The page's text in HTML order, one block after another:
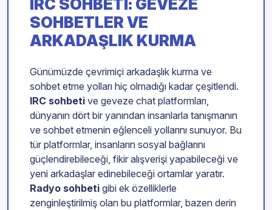
IRC SOHBETI: GEVEZE
SOHBETLER VE
ARKADAŞLIK KURMA
Günümüzde çevrimiçi arkadaşlık kurma ve
sohbet etme yolları hiç olmadığı kadar çeşitlendi.
IRC sohbeti ve geveze chat platformları,
dünyanın dört bir yanından insanlarla tanışmanın
ve sohbet etmenin eğlenceli yollarını sunuyor. Bu
tür platformlar, insanların sosyal bağlarını
güçlendirebileceği, fikir alışverişi yapabileceği ve
yeni arkadaşlar edinebileceği ortamlar yaratır.
Radyo sohbeti gibi ek özelliklerle
zenginleştirilmiş olan bu platformlar, bazen derin